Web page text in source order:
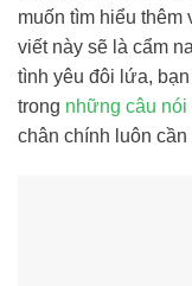
muốn tìm hiểu
viết này sẽ là cẩm
tình yêu đôi lứa,
trong những câu nói
chân chính luôn